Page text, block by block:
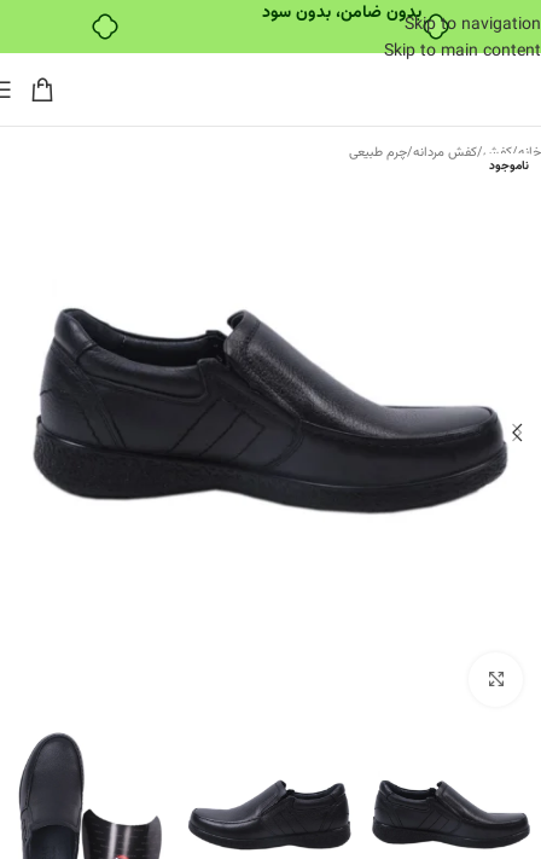
بدون ضامن، بدون سودSkip to navigation
Skip to main content
خانه/کفش/کفش مردانه/چرم طبیعی
ناموجود